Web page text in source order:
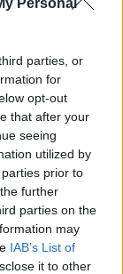
Personal
parties, or
for
opt-out
that after your
seeing
utilized by
prior to
further
parties on the
may
IAB’s List of
it to other
08-07 KL. 06:00
till
"Är